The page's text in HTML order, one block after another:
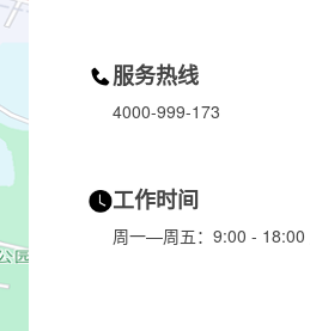
服务热线
4000-999-173
工作时间
周一—周五：9:00 - 18:00